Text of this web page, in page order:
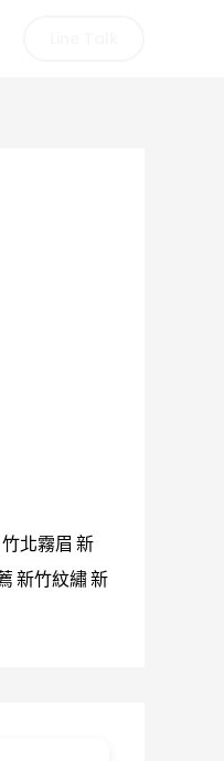
竹北霧眉 新
新竹紋繡新